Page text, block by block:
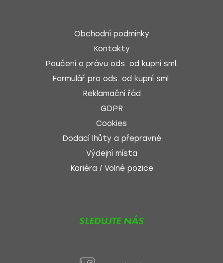
Obchodní podmínky
Kontakty
Poučení o právu ods. od kupní sml.
Formulář pro ods. od kupní sml.
Reklamační řád
GDPR
Cookies
Dodací lhůty a přepravné
Výdejní místa
Kariéra / Volné pozice
SLEDUJTE NÁS